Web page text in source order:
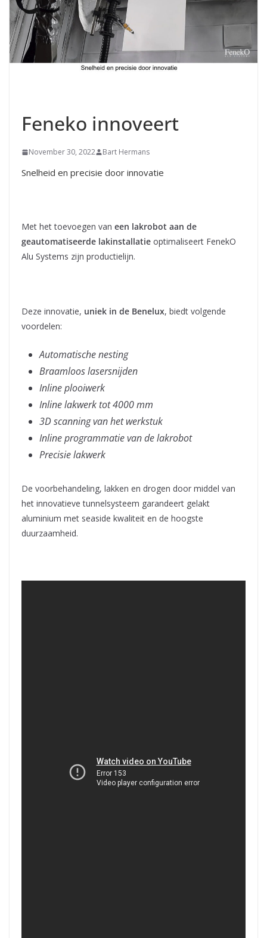
Feneko innoveert
November 30, 2022 Bart Hermans
Snelheid en precisie door innovatie
Met het toevoegen van een lakrobot aan de
geautomatiseerde lakinstallatie optimaliseert FenekO
Alu Systems zijn productielijn.
Deze innovatie, uniek in de Benelux, biedt volgende
voordelen:
Automatische nesting
Braamloos lasersnijden
Inline plooiwerk
Inline lakwerk tot 4000 mm
3D scanning van het werkstuk
Inline programmatie van de lakrobot
Precisie lakwerk
De voorbehandeling, lakken en drogen door middel van
het innovatieve tunnelsysteem garandeert gelakt
aluminium met seaside kwaliteit en de hoogste
duurzaamheid.